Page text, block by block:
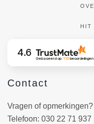
HIT
4.6
Gebaseerd op 110beoordelingen
Contact
Vragen of
Telefoon: 030 22 71 937